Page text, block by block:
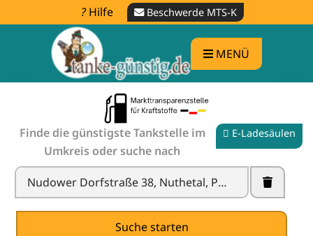
Hilfe Beschwerde MTS-K
MENÜ
Finde die günstigste Tankstelle im
Umkreis oder suche nach
E-Ladesäulen
Suche starten
Tankstelle in der Nähe finden -Spritpreise
vergleichen